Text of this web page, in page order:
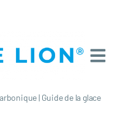
| Guide de la glace